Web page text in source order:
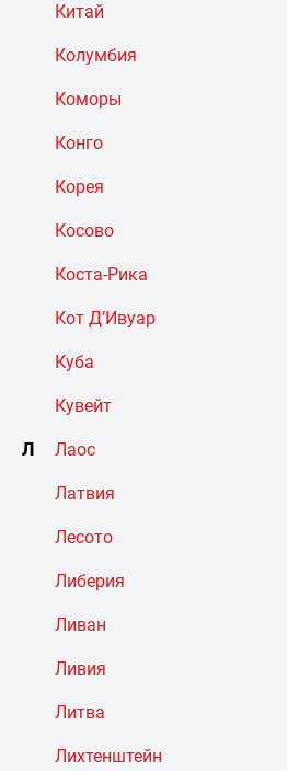
Китай
Колумбия
Коморы
Конго
Корея
Косово
Коста-Рика
Кот Д’Ивуар
Куба
Кувейт
Л Лаос
Латвия
Лесото
Либерия
Ливан
Ливия
Литва
Лихтенштейн